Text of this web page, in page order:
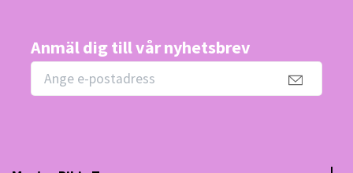
Anmäl dig till vår nyhetsbrev